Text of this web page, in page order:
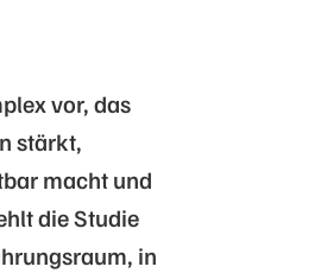
vor, das
stärkt,
macht und
die Studie
in